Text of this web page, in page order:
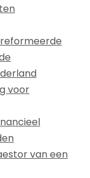
voor
van een